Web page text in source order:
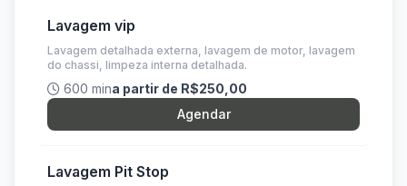
Lavagem vip
Lavagem detalhada externa, lavagem de motor, lavagem
do chassi, limpeza interna detalhada.
600 mina partir de R$250,00
Agendar
Lavagem Pit Stop